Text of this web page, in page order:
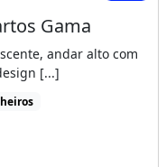
Gama
andar alto com
[...]